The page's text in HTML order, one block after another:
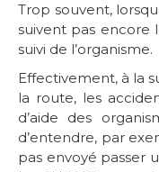
Trop souvent,
suivent pas encore
suivi de l’organisme.
Effectivement, à la
la route, les
d’aide des
d’entendre, par
pas envoyé passer